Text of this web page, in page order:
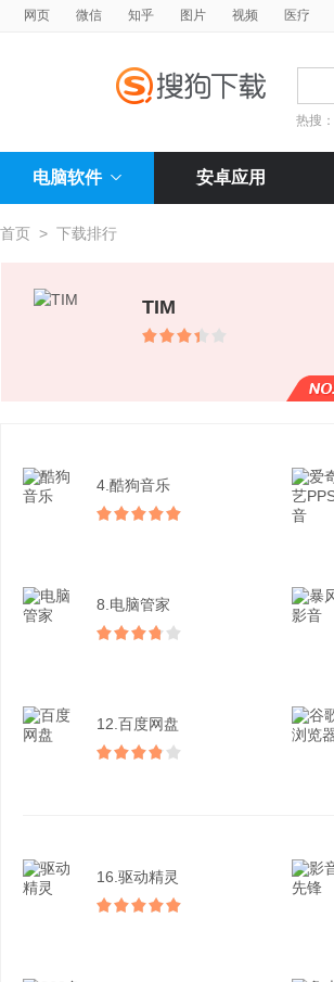
网页 微信 知乎 图片 视频 医疗
热搜：
电脑软件 安卓应用
首页 > 下载排行
TIM
4.酷狗音乐
8.电脑管家
12.百度网盘
16.驱动精灵